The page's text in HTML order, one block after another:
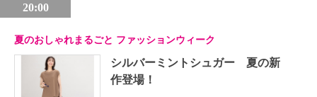
20:00
夏のおしゃれまるごと ファッションウィーク
シルバーミントシュガー 夏の新
作登場！